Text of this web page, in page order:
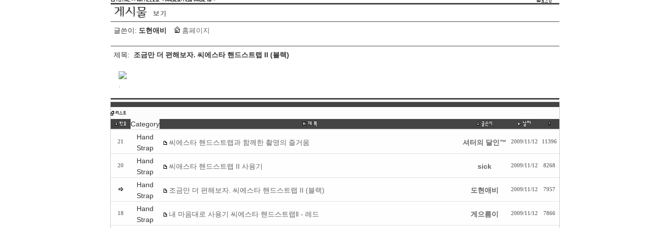
글쓴이: 도현애비 홈페이지
제목: 조금만 더 편해보자. 씨에스타 핸드스트랩 II (블랙)
Category
21
Hand
Strap
씨에스타 핸드스트랩과 함께한 촬영의 즐거움 셔터의 달인™ 2009/11/12 11396
20
Hand
Strap
씨애스타 핸드스트랩 II 사용기 sick 2009/11/12 8268
Hand
Strap
조금만 더 편해보자. 씨에스타 핸드스트랩 II (블랙) 도현애비 2009/11/12 7957
18
Hand
Strap
내 마음대로 사용기 씨에스타 핸드스트랩ll - 레드 게으름이 2009/11/12 7866